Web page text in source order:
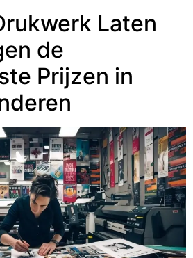
Laten
de
Prijzen in